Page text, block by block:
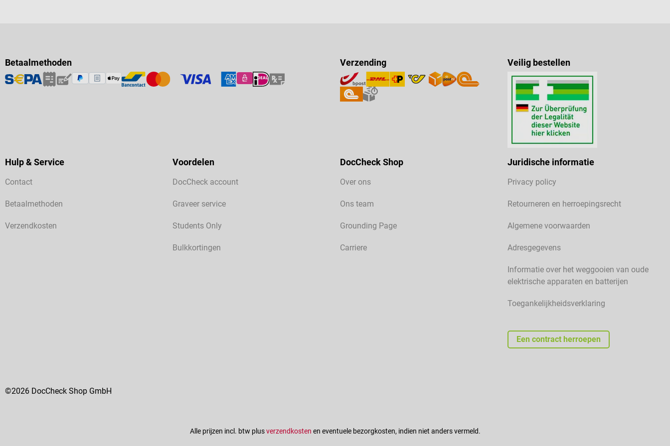
conserveringsmiddelen en dierlijke
ingrediënten Kan worden gebruikt onder
glycerylstearaat Inho
Betaalmethoden Verzending Veilig bestellen
Hulp & Service
Contact
Betaalmethoden
Verzendkosten
Voordelen
DocCheck account
Graveer service
Students Only
Bulkkortingen
DocCheck Shop
Over ons
Ons team
Grounding Page
Carriere
Juridische informatie
Privacy policy
Retourneren en herroepingsrecht
Algemene voorwaarden
Adresgegevens
Informatie over het weggooien van oude
elektrische apparaten en batterijen
Toegankelijkheidsverklaring
Een contract herroepen
©2026 DocCheck Shop GmbH
Alle prijzen incl. btw plusverzendkosten en eventuele bezorgkosten, indien niet anders vermeld.